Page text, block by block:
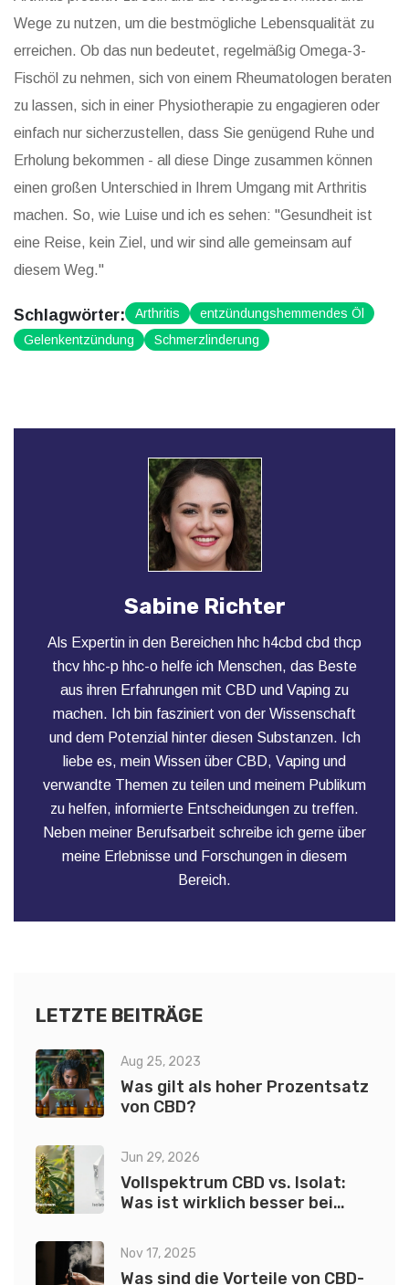
Wege zu nutzen, um die bestmögliche Lebensqualität zu
erreichen. Ob das nun bedeutet, regelmäßig Omega-3-
Fischöl zu nehmen, sich von einem Rheumatologen beraten
zu lassen, sich in einer Physiotherapie zu engagieren oder
einfach nur sicherzustellen, dass Sie genügend Ruhe und
Erholung bekommen - all diese Dinge zusammen können
einen großen Unterschied in Ihrem Umgang mit Arthritis
machen. So, wie Luise und ich es sehen: "Gesundheit ist
eine Reise, kein Ziel, und wir sind alle gemeinsam auf
diesem Weg."
Schlagwörter: Arthritis
entzündungshemmendes Öl
Gelenkentzündung
Schmerzlinderung
Sabine Richter
Als Expertin in den Bereichen hhc h4cbd cbd thcp
thcv hhc-p hhc-o helfe ich Menschen, das Beste
aus ihren Erfahrungen mit CBD und Vaping zu
machen. Ich bin fasziniert von der Wissenschaft
und dem Potenzial hinter diesen Substanzen. Ich
liebe es, mein Wissen über CBD, Vaping und
verwandte Themen zu teilen und meinem Publikum
zu helfen, informierte Entscheidungen zu treffen.
Neben meiner Berufsarbeit schreibe ich gerne über
meine Erlebnisse und Forschungen in diesem
Bereich.
LETZTE BEITRÄGE
Aug 25, 2023
Was gilt als hoher Prozentsatz
von CBD?
Jun 29, 2026
Vollspektrum CBD vs. Isolat:
Was ist wirklich besser bei
Nov 17, 2025
Was sind die Vorteile von CBD-